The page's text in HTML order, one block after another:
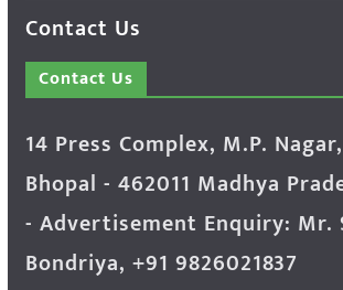
Contact Us
Contact Us
14 Press Complex, M.P.
Bhopal - 462011 Madhya
- Advertisement Enquiry: Mr.
Bondriya, +91 9826021837